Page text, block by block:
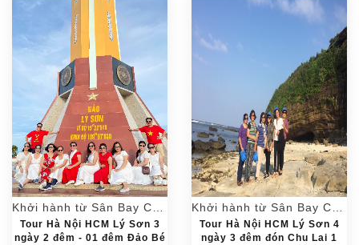
Tour Hà Nội HCM Lý Sơn 3
ngày 2 đêm - 01 đêm Đảo Bé
Tour Hà Nội HCM Lý Sơn 4
ngày 3 đêm đón Chu Lai 1